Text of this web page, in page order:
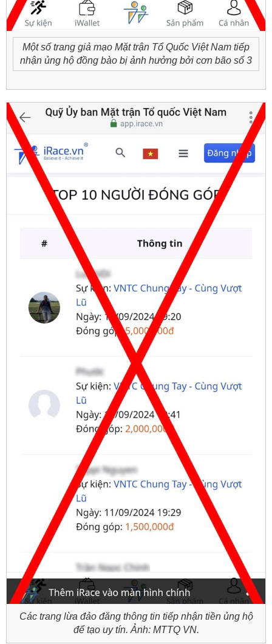
Một số trang giả mạo Mặt trận Tổ Quốc Việt Nam tiếp
nhận ủng hộ đồng bào bị ảnh hưởng bởi cơn bão số 3
Các trang lừa đảo đăng thông tin tiếp nhận tiền ủng hộ
để tạo uy tín. Ảnh: MTTQ VN.